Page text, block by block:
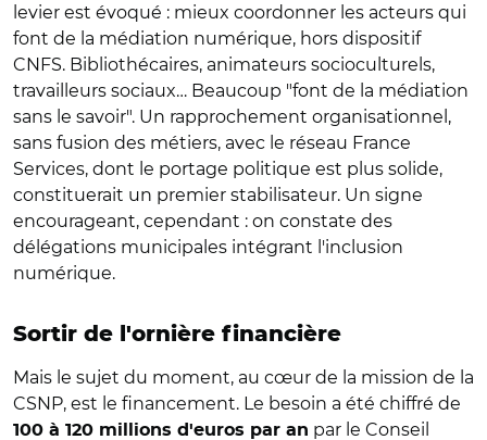
levier est évoqué : mieux coordonner les acteurs qui
font de la médiation numérique, hors dispositif
CNFS. Bibliothécaires, animateurs socioculturels,
travailleurs sociaux… Beaucoup "font de la médiation
sans le savoir". Un rapprochement organisationnel,
sans fusion des métiers, avec le réseau France
Services, dont le portage politique est plus solide,
constituerait un premier stabilisateur. Un signe
encourageant, cependant : on constate des
délégations municipales intégrant l'inclusion
numérique.
Sortir de l'ornière financière
Mais le sujet du moment, au cœur de la mission de la
CSNP, est le financement. Le besoin a été chiffré de
100 à 120 millions d'euros par an par le Conseil